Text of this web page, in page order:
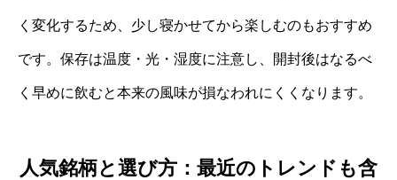
く変化するため、少し寝かせてから楽しむのもおすすめ
です。保存は温度・光・湿度に注意し、開封後はなるべ
く早めに飲むと本来の風味が損なわれにくくなります。
人気銘柄と選び方：最近のトレンドも含